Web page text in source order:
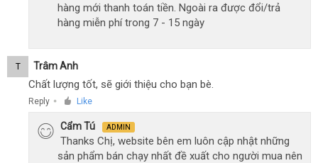
hàng mới thanh toán tiền. Ngoài ra được đổi/trả
hàng miễn phí trong 7 - 15 ngày
T Trâm Anh
Chất lượng tốt, sẽ giới thiệu cho bạn bè.
Reply ● Like
Cẩm Tú ADMIN
Thanks Chị, website bên em luôn cập nhật những
sản phẩm bán chạy nhất đề xuất cho người mua nên